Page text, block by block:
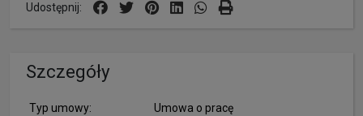
Udostępnij:
Szczegóły
Typ umowy: Umowa o pracę